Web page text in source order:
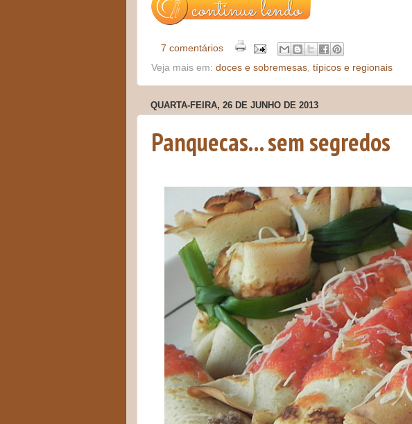
7 comentários
Veja mais em: doces e sobremesas típicos e regionais
QUARTA-FEIRA, 26 DE JUNHO DE 2013
Panquecas... sem segredos